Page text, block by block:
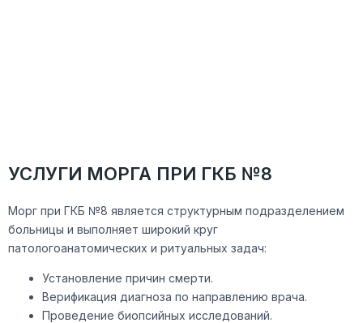
УСЛУГИ МОРГА ПРИ ГКБ №8
Морг при ГКБ №8 является структурным подразделением
больницы и выполняет широкий круг
патологоанатомических и ритуальных задач:
Установление причин смерти.
Верификация диагноза по направлению врача.
Проведение биопсийных исследований.